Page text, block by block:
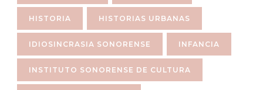
HISTORIA HISTORIAS URBANAS
IDIOSINCRASIA SONORENSE INFANCIA
INSTITUTO SONORENSE DE CULTURA